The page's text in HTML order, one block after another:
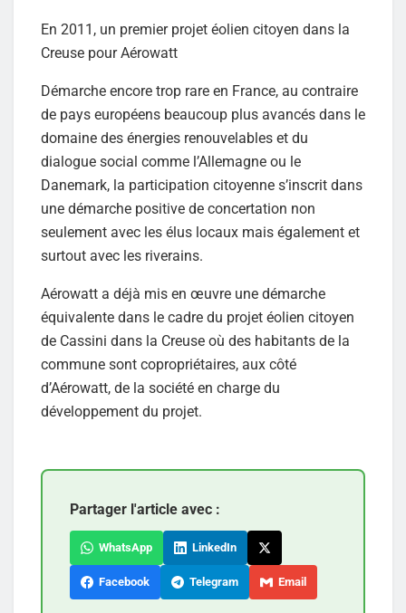
En 2011, un premier projet éolien citoyen dans la
Creuse pour Aérowatt
Démarche encore trop rare en France, au contraire
de pays européens beaucoup plus avancés dans le
domaine des énergies renouvelables et du
dialogue social comme l’Allemagne ou le
Danemark, la participation citoyenne s’inscrit dans
une démarche positive de concertation non
seulement avec les élus locaux mais également et
surtout avec les riverains.
Aérowatt a déjà mis en œuvre une démarche
équivalente dans le cadre du projet éolien citoyen
de Cassini dans la Creuse où des habitants de la
commune sont copropriétaires, aux côté
d’Aérowatt, de la société en charge du
développement du projet.
Partager l'article avec :
WhatsApp LinkedIn
Facebook Telegram Email